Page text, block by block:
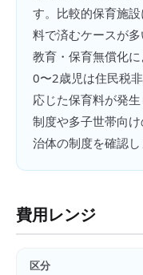
す。比較的保育施
料で済むケースが
教育・保育無償化
0〜2歳児は住民税
応じた保育料が発
制度や多子世帯向
治体の制度を確認し
費用レンジ
区分